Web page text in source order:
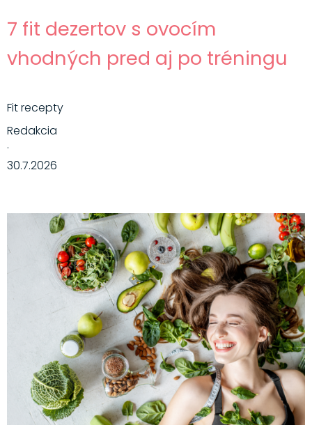
7 fit dezertov s ovocím
vhodných pred aj po tréningu
Fit recepty
Redakcia
·
30.7.2026